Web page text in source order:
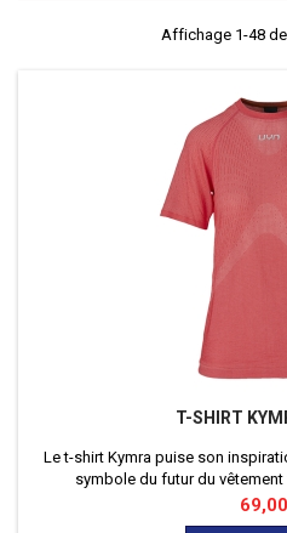
Affichage 1-48
T-SHIRT
Le t-shirt Kymra puise son
symbole du futur du
synthétiques dérivées des
environnementale : elles
Prix